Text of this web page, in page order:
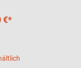
€*